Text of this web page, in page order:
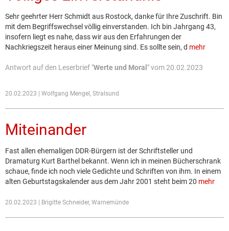
Sehr geehrter Herr Schmidt aus Rostock, danke für Ihre Zuschrift. Bin
mit dem Begriffswechsel völlig einverstanden. Ich bin Jahrgang 43,
insofern liegt es nahe, dass wir aus den Erfahrungen der
Nachkriegszeit heraus einer Meinung sind. Es sollte sein, d mehr
Antwort auf den Leserbrief "Werte und Moral" vom 20.02.2023
20.02.2023 | Wolfgang Mengel, Stralsund
Miteinander
Fast allen ehemaligen DDR-Bürgern ist der Schriftsteller und
Dramaturg Kurt Barthel bekannt. Wenn ich in meinen Bücherschrank
schaue, finde ich noch viele Gedichte und Schriften von ihm. In einem
alten Geburtstagskalender aus dem Jahr 2001 steht beim 20 mehr
20.02.2023 | Brigitte Schneider, Warnemünde